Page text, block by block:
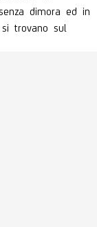
dimora ed in
trovano sul